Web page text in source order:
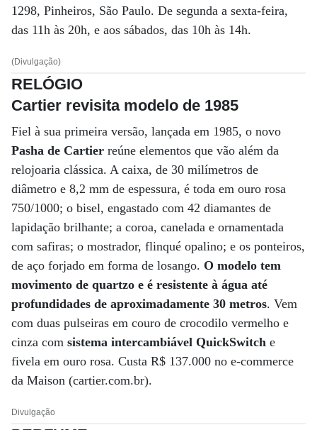
1298, Pinheiros, São Paulo. De segunda a sexta-feira,
das 11h às 20h, e aos sábados, das 10h às 14h.
(Divulgação)
RELÓGIO
Cartier revisita modelo de 1985
Fiel à sua primeira versão, lançada em 1985, o novo
Pasha de Cartier reúne elementos que vão além da
relojoaria clássica. A caixa, de 30 milímetros de
diâmetro e 8,2 mm de espessura, é toda em ouro rosa
750/1000; o bisel, engastado com 42 diamantes de
lapidação brilhante; a coroa, canelada e ornamentada
com safiras; o mostrador, flinqué opalino; e os ponteiros,
de aço forjado em forma de losango. O modelo tem
movimento de quartzo e é resistente à água até
profundidades de aproximadamente 30 metros. Vem
com duas pulseiras em couro de crocodilo vermelho e
cinza com sistema intercambiável QuickSwitch e
fivela em ouro rosa. Custa R$ 137.000 no e-commerce
da Maison (cartier.com.br).
Divulgação